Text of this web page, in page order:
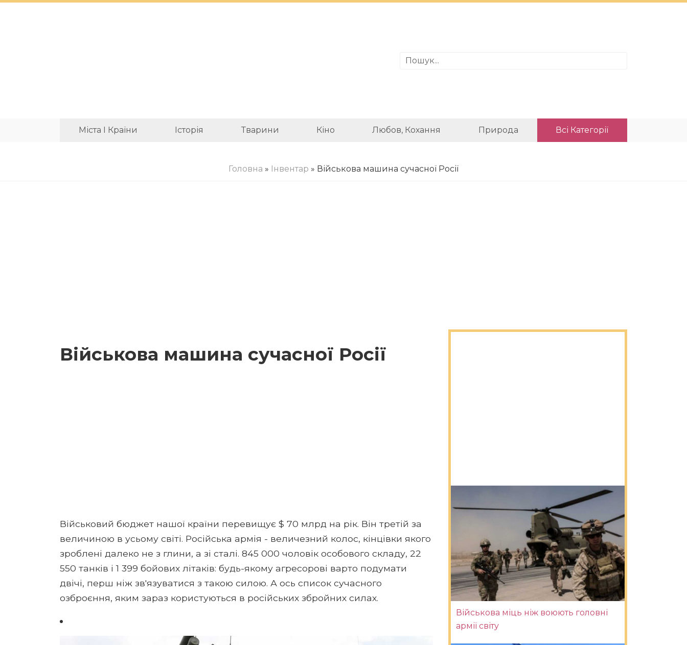
Міста І Країни Історія Тварини Кіно Любов, Кохання Природа Всі Категорії
Головна » Інвентар » Військова машина сучасної Росії
Військова машина сучасної Росії
Військовий бюджет нашої країни перевищує $ 70 млрд на рік. Він третій за
величиною в усьому світі. Російська армія - величезний колос, кінцівки якого
зроблені далеко не з глини, а зі сталі. 845 000 чоловік особового складу, 22
550 танків і 1 399 бойових літаків: будь-якому агресорові варто подумати
двічі, перш ніж зв'язуватися з такою силою. А ось список сучасного
озброєння, яким зараз користуються в російських збройних силах.
Військова міць ніж воюють головні
армії світу